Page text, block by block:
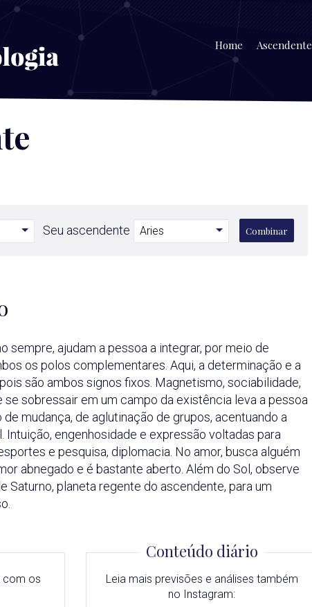
Home Ascendente
Seu ascendente Combinar
sempre, ajudam a pessoa a integrar, por meio de
os polos complementares. Aqui, a determinação e a
são ambos signos fixos. Magnetismo, sociabilidade,
se sobressair em um campo da existência leva a pessoa
mudança, de aglutinação de grupos, acentuando a
Intuição, engenhosidade e expressão voltadas para
e pesquisa, diplomacia. No amor, busca alguém
abnegado e é bastante aberto. Além do Sol, observe
Saturno, planeta regente do ascendente, para um
com os
Conteúdo diário
Leia mais previsões e análises também
no Instagram: